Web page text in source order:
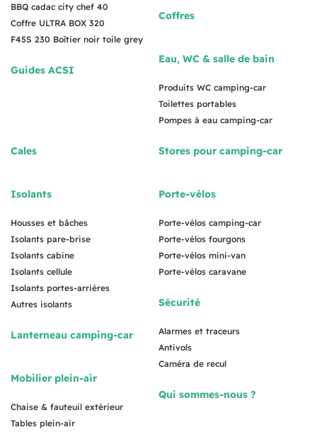
BBQ cadac city chef 40
Coffre ULTRA BOX 320
F45S 230 Boîtier noir toile grey
Guides ACSI
Coffres
Eau, WC & salle de bain
Produits WC camping-car
Toilettes portables
Pompes à eau camping-car
Cales
Isolants
Housses et bâches
Isolants pare-brise
Isolants cabine
Isolants cellule
Isolants portes-arrières
Autres isolants
Lanterneau camping-car
Mobilier plein-air
Chaise & fauteuil extérieur
Tables plein-air
Stores pour camping-car
Porte-vélos
Porte-vélos camping-car
Porte-vélos fourgons
Porte-vélos mini-van
Porte-vélos caravane
Sécurité
Alarmes et traceurs
Antivols
Caméra de recul
Qui sommes-nous ?